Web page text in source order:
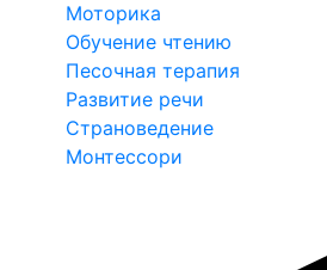
Моторика
Обучение чтению
Песочная терапия
Развитие речи
Страноведение
Монтессори